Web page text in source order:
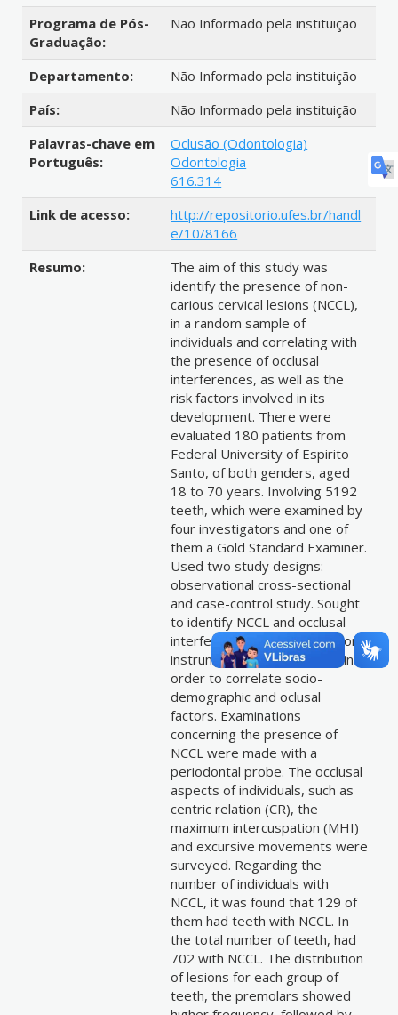
Programa de Pós-
Graduação:
Não Informado pela instituição
Departamento:
Não Informado pela instituição
País:
Não Informado pela instituição
Palavras-chave em
Português:
Oclusão (Odontologia)
Odontologia
616.314
Link de acesso:
http://repositorio.ufes.br/handl
e/10/8166
Resumo:
The aim of this study was
identify the presence of non-
carious cervical lesions (NCCL),
in a random sample of
individuals and correlating with
the presence of occlusal
interferences, as well as the
risk factors involved in its
development. There were
evaluated 180 patients from
Federal University of Espirito
Santo, of both genders, aged
18 to 70 years. Involving 5192
teeth, which were examined by
four investigators and one of
them a Gold Standard Examiner.
Used two study designs:
observational cross-sectional
and case-control study. Sought
to identify NCCL and occlusal
interferences. A data collection
instrument was established in
order to correlate socio-
demographic and oclusal
factors. Examinations
concerning the presence of
NCCL were made with a
periodontal probe. The occlusal
aspects of individuals, such as
centric relation (CR), the
maximum intercuspation (MHI)
and excursive movements were
surveyed. Regarding the
number of individuals with
NCCL, it was found that 129 of
them had teeth with NCCL. In
the total number of teeth, had
702 with NCCL. The distribution
of lesions for each group of
teeth, the premolars showed